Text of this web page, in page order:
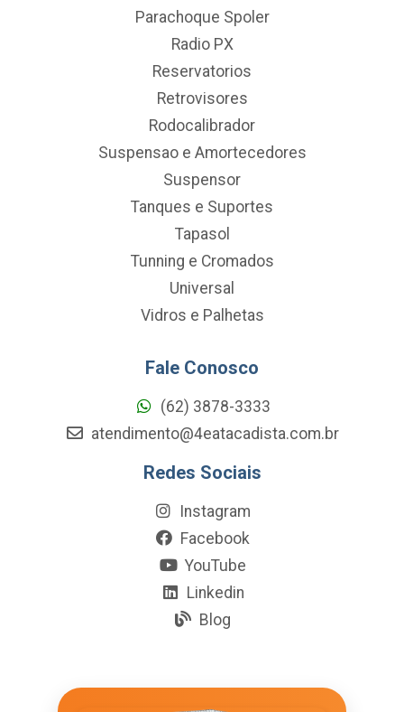
Parachoque Spoler
Radio PX
Reservatorios
Retrovisores
Rodocalibrador
Suspensao e Amortecedores
Suspensor
Tanques e Suportes
Tapasol
Tunning e Cromados
Universal
Vidros e Palhetas
Fale Conosco
(62) 3878-3333
atendimento@4eatacadista.com.br
Redes Sociais
Instagram
Facebook
YouTube
Linkedin
Blog